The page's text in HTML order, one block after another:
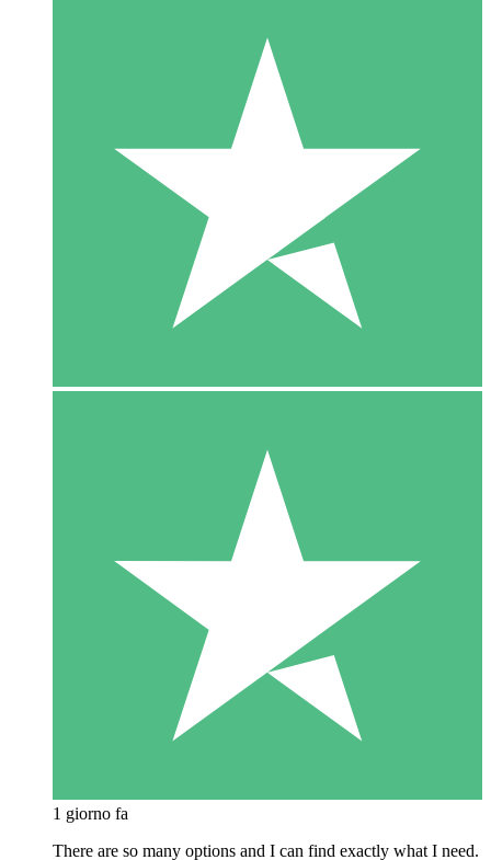
1 giorno fa
There are so many options and I can find exactly what I need.